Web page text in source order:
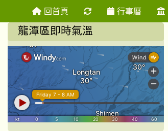
回首頁 重新取得佈景設定
行事曆
龍潭區即時氣溫